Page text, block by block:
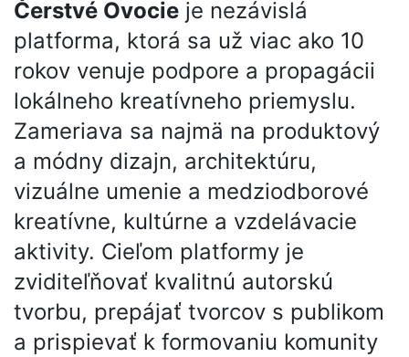
Čerstvé Ovocie je nezávislá
platforma, ktorá sa už viac ako 10
rokov venuje podpore a propagácii
lokálneho kreatívneho priemyslu.
Zameriava sa najmä na produktový
a módny dizajn, architektúru,
vizuálne umenie a medziodborové
kreatívne, kultúrne a vzdelávacie
aktivity. Cieľom platformy je
zviditeľňovať kvalitnú autorskú
tvorbu, prepájať tvorcov s publikom
a prispievať k formovaniu komunity